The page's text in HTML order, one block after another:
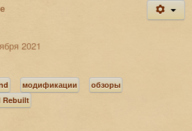
2021
модификации
обзоры
Rebuilt